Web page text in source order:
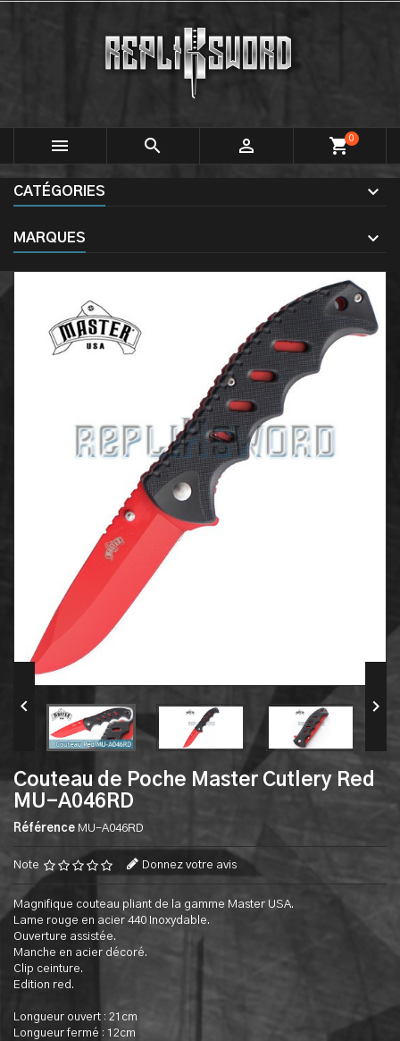
   shopping_cart0
CATÉGORIES
MARQUES
 
Couteau de Poche Master Cutlery Red
MU-A046RD
Référence MU-A046RD
Note Donnez votre avis
Magnifique couteau pliant de la gamme Master USA.
Lame rouge en acier 440 Inoxydable.
Ouverture assistée.
Manche en acier décoré.
Clip ceinture.
Edition red.
Longueur ouvert : 21cm
Longueur fermé : 12cm